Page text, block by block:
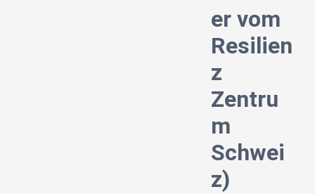
er vom
Resilien
z
Zentru
m
Schwei
z)